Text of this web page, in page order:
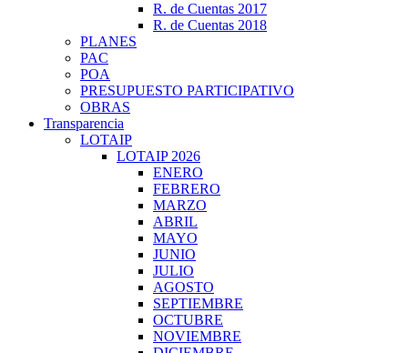
R. de Cuentas 2017
R. de Cuentas 2018
PLANES
PAC
POA
PRESUPUESTO PARTICIPATIVO
OBRAS
Transparencia
LOTAIP
LOTAIP 2026
ENERO
FEBRERO
MARZO
ABRIL
MAYO
JUNIO
JULIO
AGOSTO
SEPTIEMBRE
OCTUBRE
NOVIEMBRE